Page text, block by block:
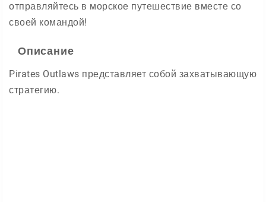
отправляйтесь в морское путешествие вместе со
своей командой!
Описание
Pirates Outlaws представляет собой захватывающую
стратегию.